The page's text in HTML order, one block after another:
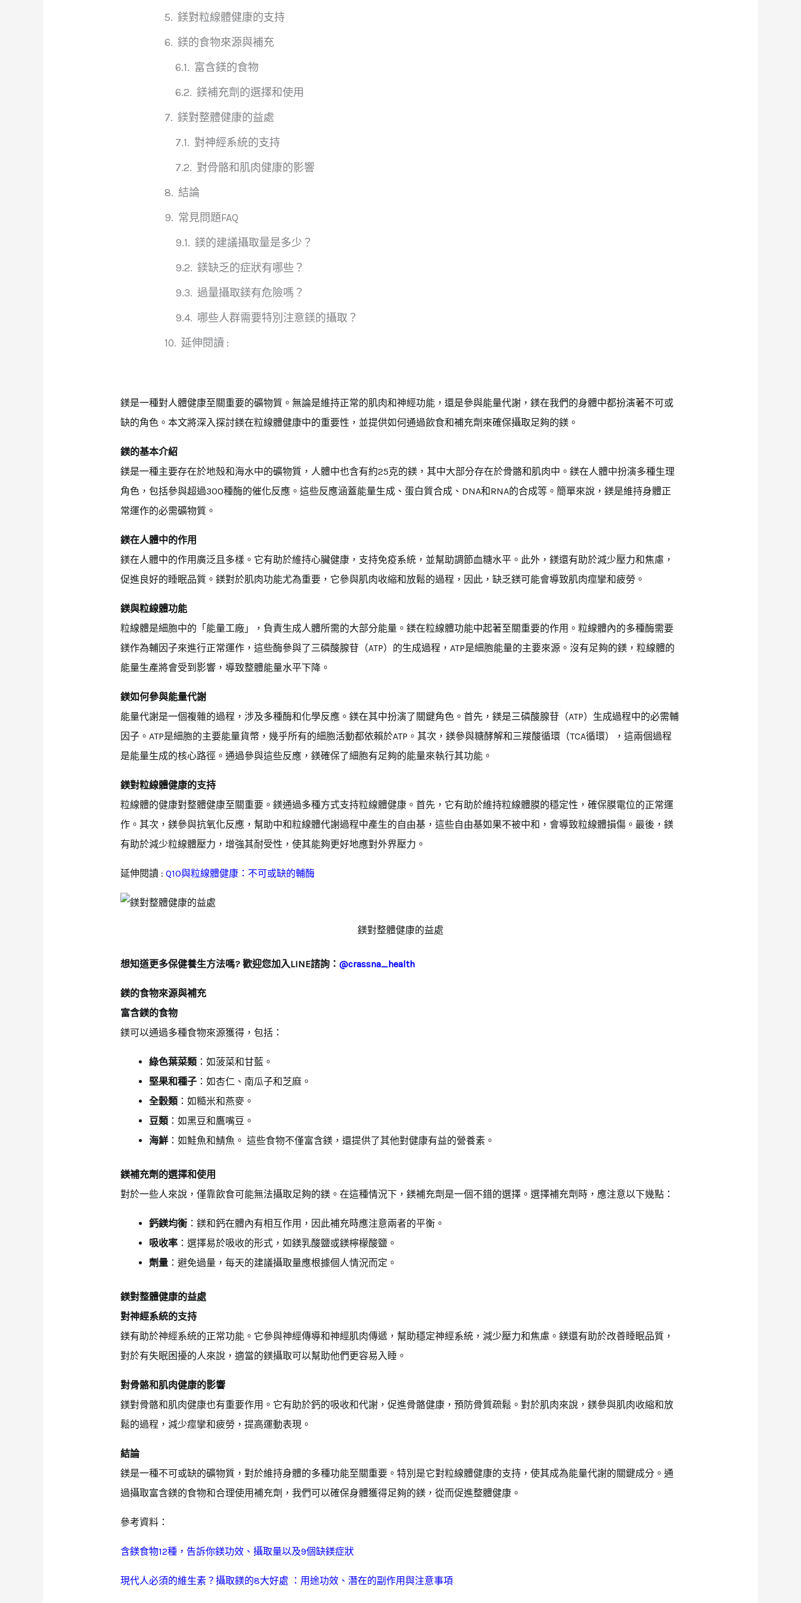
鎂對粒線體健康的支持
鎂的食物來源與補充
富含鎂的食物
鎂補充劑的選擇和使用
鎂對整體健康的益處
對神經系統的支持
對骨骼和肌肉健康的影響
結論
常見問題FAQ
鎂的建議攝取量是多少？
鎂缺乏的症狀有哪些？
過量攝取鎂有危險嗎？
哪些人群需要特別注意鎂的攝取？
延伸閱讀 :
鎂是一種對人體健康至關重要的礦物質。無論是維持正常的肌肉和神經功能，還是參與能量代謝，鎂在我們的身體中都扮演著不可或
缺的角色。本文將深入探討鎂在粒線體健康中的重要性，並提供如何通過飲食和補充劑來確保攝取足夠的鎂。
鎂的基本介紹
鎂是一種主要存在於地殼和海水中的礦物質，人體中也含有約25克的鎂，其中大部分存在於骨骼和肌肉中。鎂在人體中扮演多種生理
角色，包括參與超過300種酶的催化反應。這些反應涵蓋能量生成、蛋白質合成、DNA和RNA的合成等。簡單來說，鎂是維持身體正
常運作的必需礦物質。
鎂在人體中的作用
鎂在人體中的作用廣泛且多樣。它有助於維持心臟健康，支持免疫系統，並幫助調節血糖水平。此外，鎂還有助於減少壓力和焦慮，
促進良好的睡眠品質。鎂對於肌肉功能尤為重要，它參與肌肉收縮和放鬆的過程，因此，缺乏鎂可能會導致肌肉痙攣和疲勞。
鎂與粒線體功能
粒線體是細胞中的「能量工廠」，負責生成人體所需的大部分能量。鎂在粒線體功能中起著至關重要的作用。粒線體內的多種酶需要
鎂作為輔因子來進行正常運作，這些酶參與了三磷酸腺苷（ATP）的生成過程，ATP是細胞能量的主要來源。沒有足夠的鎂，粒線體的
能量生產將會受到影響，導致整體能量水平下降。
鎂如何參與能量代謝
能量代謝是一個複雜的過程，涉及多種酶和化學反應。鎂在其中扮演了關鍵角色。首先，鎂是三磷酸腺苷（ATP）生成過程中的必需輔
因子。ATP是細胞的主要能量貨幣，幾乎所有的細胞活動都依賴於ATP。其次，鎂參與糖酵解和三羧酸循環（TCA循環），這兩個過程
是能量生成的核心路徑。通過參與這些反應，鎂確保了細胞有足夠的能量來執行其功能。
鎂對粒線體健康的支持
粒線體的健康對整體健康至關重要。鎂通過多種方式支持粒線體健康。首先，它有助於維持粒線體膜的穩定性，確保膜電位的正常運
作。其次，鎂參與抗氧化反應，幫助中和粒線體代謝過程中產生的自由基，這些自由基如果不被中和，會導致粒線體損傷。最後，鎂
有助於減少粒線體壓力，增強其耐受性，使其能夠更好地應對外界壓力。
延伸閱讀 : Q10與粒線體健康：不可或缺的輔酶
鎂對整體健康的益處
想知道更多保健養生方法嗎? 歡迎您加入LINE諮詢：@crassna_health
鎂的食物來源與補充
富含鎂的食物
鎂可以通過多種食物來源獲得，包括：
綠色葉菜類 ：如菠菜和甘藍。
堅果和種子 ：如杏仁、南瓜子和芝麻。
全穀類 ：如糙米和燕麥。
豆類 ：如黑豆和鷹嘴豆。
海鮮 ：如鮭魚和鯖魚。 這些食物不僅富含鎂，還提供了其他對健康有益的營養素。
鎂補充劑的選擇和使用
對於一些人來說，僅靠飲食可能無法攝取足夠的鎂。在這種情況下，鎂補充劑是一個不錯的選擇。選擇補充劑時，應注意以下幾點：
鈣鎂均衡 ：鎂和鈣在體內有相互作用，因此補充時應注意兩者的平衡。
吸收率 ：選擇易於吸收的形式，如鎂乳酸鹽或鎂檸檬酸鹽。
劑量 ：避免過量，每天的建議攝取量應根據個人情況而定。
鎂對整體健康的益處
對神經系統的支持
鎂有助於神經系統的正常功能。它參與神經傳導和神經肌肉傳遞，幫助穩定神經系統，減少壓力和焦慮。鎂還有助於改善睡眠品質，
對於有失眠困擾的人來說，適當的鎂攝取可以幫助他們更容易入睡。
對骨骼和肌肉健康的影響
鎂對骨骼和肌肉健康也有重要作用。它有助於鈣的吸收和代謝，促進骨骼健康，預防骨質疏鬆。對於肌肉來說，鎂參與肌肉收縮和放
鬆的過程，減少痙攣和疲勞，提高運動表現。
結論
鎂是一種不可或缺的礦物質，對於維持身體的多種功能至關重要。特別是它對粒線體健康的支持，使其成為能量代謝的關鍵成分。通
過攝取富含鎂的食物和合理使用補充劑，我們可以確保身體獲得足夠的鎂，從而促進整體健康。
參考資料：
含鎂食物12種，告訴你鎂功效、攝取量以及9個缺鎂症狀
現代人必須的維生素？攝取鎂的8大好處 ：用途功效、潛在的副作用與注意事項